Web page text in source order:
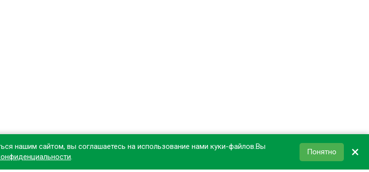
чтобы делать покупки удобнее!
нашим сайтом, вы соглашаетесь на использование нами куки-файлов.Вы
.
Понятно ×